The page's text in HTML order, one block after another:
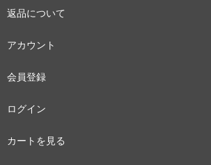
返品について
アカウント
会員登録
ログイン
カートを見る